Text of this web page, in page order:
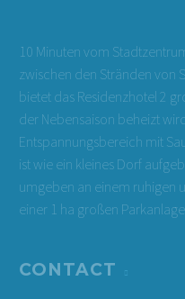
10 Minuten vom
zwischen den Stränden von
bietet das Residenzhotel 2
der Nebensaison beheizt
Entspannungsbereich mit
ist wie ein kleines Dorf
umgeben an einem ruhigen
einer 1 ha großen Parkanlage.
CONTACT